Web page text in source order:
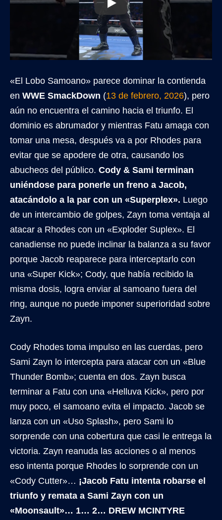
«El Lobo Samoano» parece dominar la contienda
en WWE SmackDown (13 de febrero, 2026), pero
aún no encuentra el camino hacia el triunfo. El
dominio es abrumador y mientras Fatu amaga con
tomar una mesa, después va a por Rhodes para
evitar que se apodere de otra, causando los
abucheos del público. Cody & Sami terminan
uniéndose para ponerle un freno a Jacob,
atacándolo a la par con un «Superplex». Luego
de un intercambio de golpes, Zayn toma ventaja al
atacar a Rhodes con un «Exploder Suplex». El
canadiense no puede inclinar la balanza a su favor
porque Jacob reaparece para interceptarlo con
una «Super Kick»; Cody, que había recibido la
misma dosis, logra enviar al samoano fuera del
ring, aunque no puede imponer superioridad sobre
Zayn.
Cody Rhodes toma impulso en las cuerdas, pero
Sami Zayn lo intercepta para atacar con un «Blue
Thunder Bomb»; cuenta en dos. Zayn busca
terminar a Fatu con una «Helluva Kick», pero por
muy poco, el samoano evita el impacto. Jacob se
lanza con un «Uso Splash», pero Sami lo
sorprende con una cobertura que casi le entrega la
victoria. Zayn reanuda las acciones o al menos
eso intenta porque Rhodes lo sorprende con un
«Cody Cutter»… ¡Jacob Fatu intenta robarse el
triunfo y remata a Sami Zayn con un
«Moonsault»… 1… 2… DREW MCINTYRE